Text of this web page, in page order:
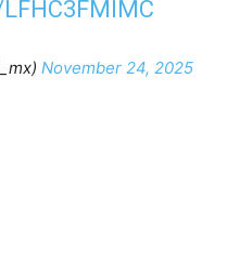
November 24, 2025